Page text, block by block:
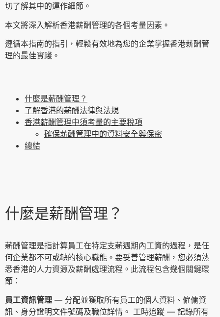
切了解其中的運作細節。
本文將深入解析香港薪酬管理的各個考量因素。
遵循本指南的指引，輕鬆有效地為您的企業掌握香港薪酬管
理的最佳實踐。
什麼是薪酬管理？
了解香港的薪酬法律與法規
香港薪酬管理中須考量的主要稅項
確保薪酬管理中的資料安全與保密
總結
什麼是薪酬管理？
薪酬管理是指計算員工在特定支薪週期內工資的過程，是任
何企業都不可或缺的核心職能。要妥善管理薪酬，您必須熟
悉香港的人力資源及薪酬處理流程。此流程包含幾個關鍵環
節：
員工資訊管理 — 分配並獲取所有員工的個人資料、僱傭資
訊、身分證明文件號碼及職位詳情。 工時追蹤 — 記錄所有